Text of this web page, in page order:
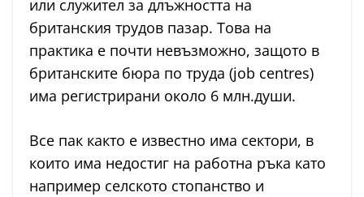
или служител за длъжността на
британския трудов пазар. Това на
практика е почти невъзможно, защото в
британските бюра по труда (job centres)
има регистрирани около 6 млн.души.
Все пак както е известно има сектори, в
които има недостиг на работна ръка като
например селското стопанство и